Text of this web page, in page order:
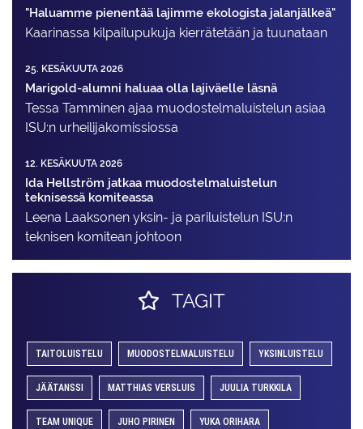
"Haluamme pienentää lajimme ekologista jalanjälkeä"
Kaarinassa kilpailupukuja kierrätetään ja tuunataan
25. KESÄKUUTA 2026
Marigold-alumni haluaa olla lajiväelle läsnä
Tessa Tamminen ajaa muodostelma­luistelun asiaa
ISU:n urheilija­komissiossa
12. KESÄKUUTA 2026
Ida Hellström jatkaa muodostelmaluistelun
teknisessä komiteassa
Leena Laaksonen yksin- ja pariluistelun ISU:n
teknisen komitean johtoon
TAGIT
TAITOLUISTELU MUODOSTELMALUISTELU YKSINLUISTELU
JÄÄTANSSI MATTHIAS VERSLUIS JUULIA TURKKILA
TEAM UNIQUE JUHO PIRINEN YUKA ORIHARA